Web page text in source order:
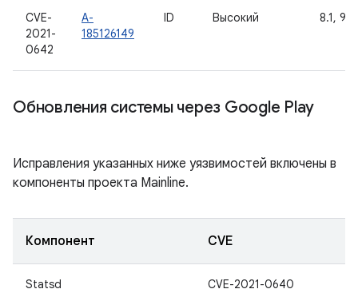
CVE-
2021-
0642
A-
185126149
ID Высокий 8.1, 9,
Обновления системы через Google Play
Исправления указанных ниже уязвимостей включены в
компоненты проекта Mainline.
Компонент CVE
Statsd CVE-2021-0640